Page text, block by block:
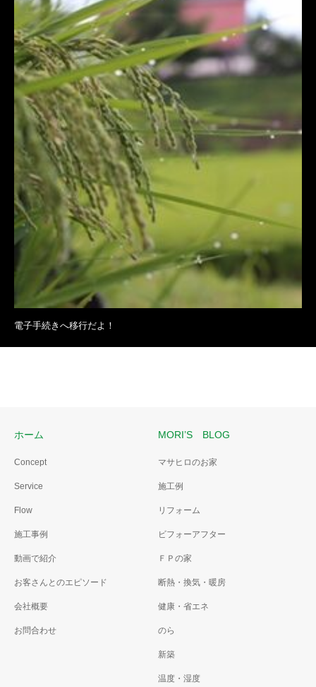
電子手続きへ移行だよ！
ホーム
Concept
Service
Flow
施工事例
動画で紹介
お客さんとのエピソード
会社概要
お問合わせ
MORI’S BLOG
マサヒロのお家
施工例
リフォーム
ビフォーアフター
ＦＰの家
断熱・換気・暖房
健康・省エネ
のら
新築
温度・湿度